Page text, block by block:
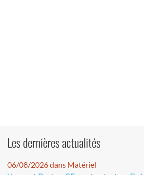
Les dernières actualités
06/08/2026 dans Matériel